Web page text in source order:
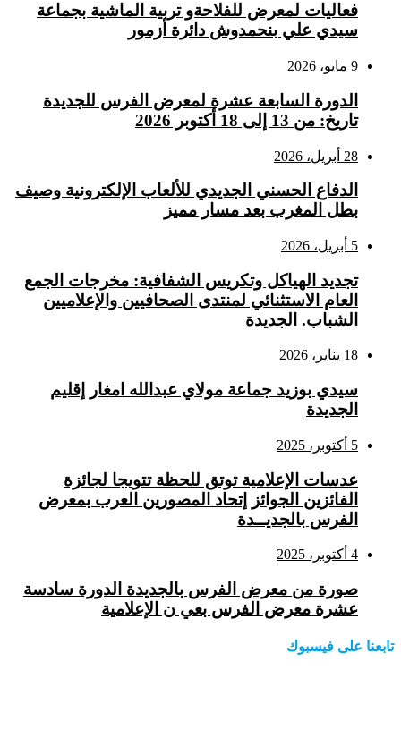
فعاليات لمعرض للفلاحةو تربية الماشية بجماعة
سيدي علي بنحمدوش دائرة أزمور
9 مايو، 2026
الدورة السابعة عشرة لمعرض الفرس للجديدة
تاريخ: من 13 إلى 18 أكتوبر 2026
28 أبريل، 2026
الدفاع الحسني الجديدي للألعاب الإلكترونية وصيف
بطل المغرب بعد مسار مميز
5 أبريل، 2026
تجديد الهياكل وتكريس الشفافية: مخرجات الجمع
العام الاستثنائي لمنتدى الصحافيين والإعلاميين
الشباب. الجديدة
18 يناير، 2026
سيدي بوزيد جماعة مولاي عبدالله امغار إقليم
الجديدة
5 أكتوبر، 2025
عدسات الإعلامية توتق للحظة تتويجا لجائزة
الفائزين الجوائز إتحاد المصورين العرب بمعرض
الفرس بالجديــدة
4 أكتوبر، 2025
صورة من معرض الفرس بالجديدة الدورة سادسة
عشرة معرض الفرس بعي ن الإعلامية
تابعنا على فيسبوك